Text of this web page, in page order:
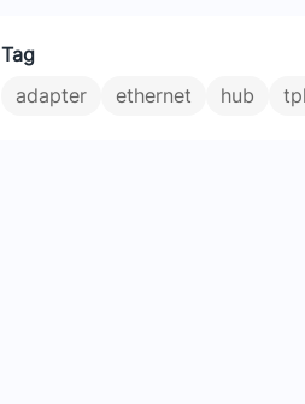
Tag
adapter
ethernet hub